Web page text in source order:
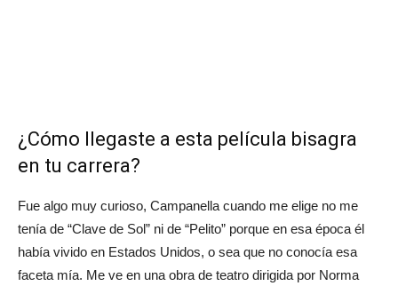
¿Cómo llegaste a esta película bisagra
en tu carrera?
Fue algo muy curioso, Campanella cuando me elige no me
tenía de “Clave de Sol” ni de “Pelito” porque en esa época él
había vivido en Estados Unidos, o sea que no conocía esa
faceta mía. Me ve en una obra de teatro dirigida por Norma